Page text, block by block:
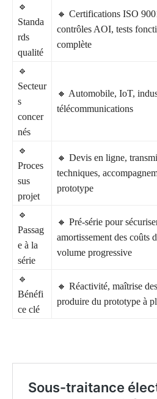
🔹
Standa
rds
qualité
🔸 Certifications ISO
contrôles AOI, tests
complète
🔹
Secteur
s
concer
nés
🔸 Automobile, IoT,
télécommunications
🔹
Proces
sus
projet
🔸 Devis en ligne,
techniques,
prototype
🔹
Passag
e à la
série
🔸 Pré-série pour
amortissement des coûts
volume progressive
🔹
Bénéfi
ce clé
🔸 Réactivité, maîtrise
produire du prototype à